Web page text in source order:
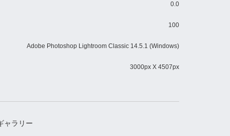
0.0
100
Adobe Photoshop Lightroom Classic 14.5.1 (Windows)
3000px X 4507px
ャラリー